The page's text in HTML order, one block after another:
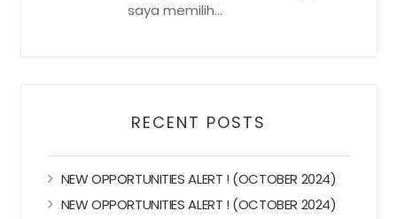
saya memilih...
RECENT POSTS
NEW OPPORTUNITIES ALERT ! (OCTOBER 2024)
NEW OPPORTUNITIES ALERT ! (OCTOBER 2024)